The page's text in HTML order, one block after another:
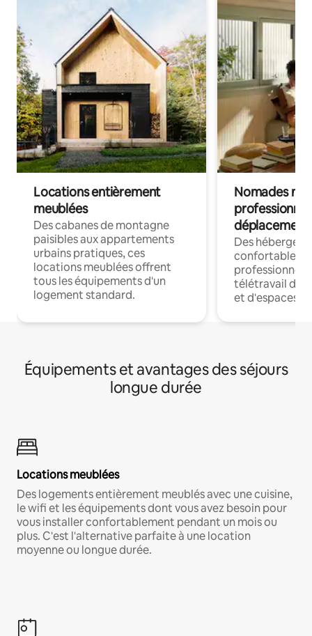
Locations entièrement
meublées
Des cabanes de montagne
paisibles aux appartements
urbains pratiques, ces
locations meublées offrent
tous les équipements d'un
logement standard.
Nomades
déplacement
Des
confortables
professionnels
télétravail
et d'espaces
Équipements et avantages des séjours
longue durée
Locations meublées
Des logements entièrement meublés avec une cuisine,
le wifi et les équipements dont vous avez besoin pour
vous installer confortablement pendant un mois ou
plus. C'est l'alternative parfaite à une location
moyenne ou longue durée.